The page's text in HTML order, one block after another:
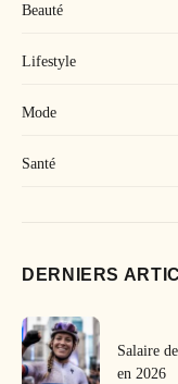
Beauté
Lifestyle
Mode
Santé
DERNIERS
Salaire
en 2026